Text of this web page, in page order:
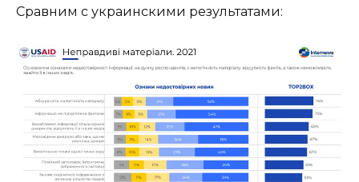
Сравним с украинскими результатами: